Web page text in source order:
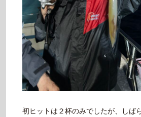
初ヒットは２杯のみでしたが、しば